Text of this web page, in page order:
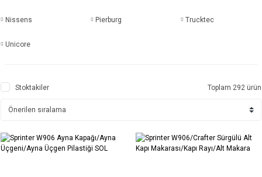
Nissens Pierburg Trucktec
Unicore
Stoktakiler Toplam 292 ürün